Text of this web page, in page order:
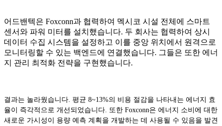
어드밴텍은 Foxconn과 협력하여 멕시코 시설 전체에 스마트
센서와 파워 미터를 설치했습니다. 두 회사는 협력하여 상시
데이터 수집 시스템을 설정하고 이를 중앙 위치에서 원격으로
모니터링할 수 있는 백엔드에 연결했습니다. 그들은 또한 에너
지 관리 최적화 전략을 구현했습니다.
결과는 놀라웠습니다. 평균 8~13%의 비용 절감을 나타내는 에너지 효
율이 즉각적으로 개선되었습니다. 또한 Foxconn은 에너지 소비에 대한
새로운 가시성이 용량 예측 계획을 개발하는 데 사용될 수 있음을 발견